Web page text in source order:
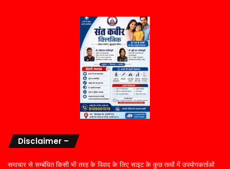
Disclaimer –
समाचार से सम्बंधित किसी भी तरह के विवाद के लिए साइट के कुछ तत्वों में उपयोगकर्ताओं